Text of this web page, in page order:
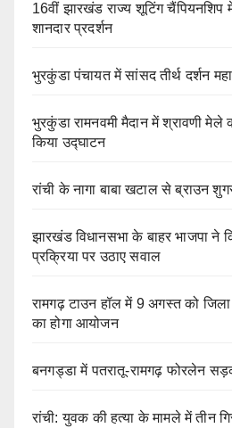
16वीं झारखंड राज्य शूटिंग चैंपियनशिप
शानदार प्रदर्शन
भुरकुंडा पंचायत में सांसद तीर्थ दर्शन
भुरकुंडा रामनवमी मैदान में श्रावणी
किया उद्घाटन
रांची के नागा बाबा खटाल से ब्राउन
झारखंड विधानसभा के बाहर भाजपा ने
प्रक्रिया पर उठाए सवाल
रामगढ़ टाउन हॉल में 9 अगस्त को जिला
का होगा आयोजन
बनगड्डा में पतरातू-रामगढ़ फोरलेन
रांची: युवक की हत्या के मामले में तीन